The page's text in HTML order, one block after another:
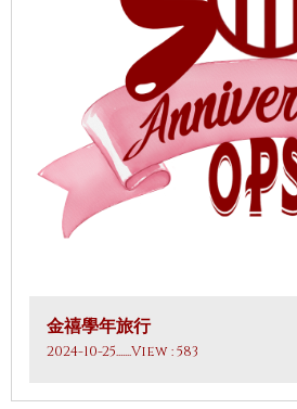
金禧學年旅行
2024-10-25.......View : 583